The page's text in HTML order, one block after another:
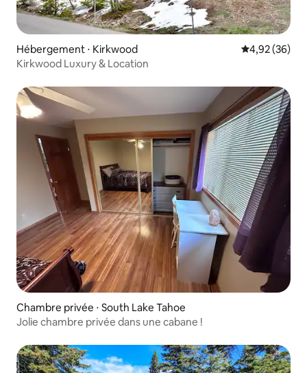
Hébergement ⋅ Kirkwood Évaluation
4,92 (36)
Kirkwood Luxury & Location
Chambre privée ⋅ South Lake Tahoe
Jolie chambre privée dans une cabane !